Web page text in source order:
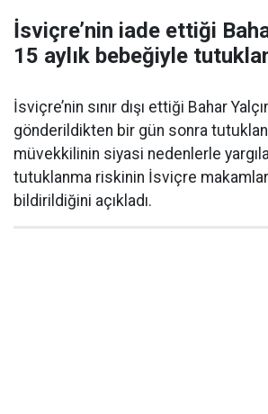
İsviçre’nin iade ettiği
15 aylık bebeğiyle
İsviçre’nin sınır dışı ettiği Bahar
gönderildikten bir gün sonra
müvekkilinin siyasi nedenlerle
tutuklanma riskinin İsviçre
bildirildiğini açıkladı.